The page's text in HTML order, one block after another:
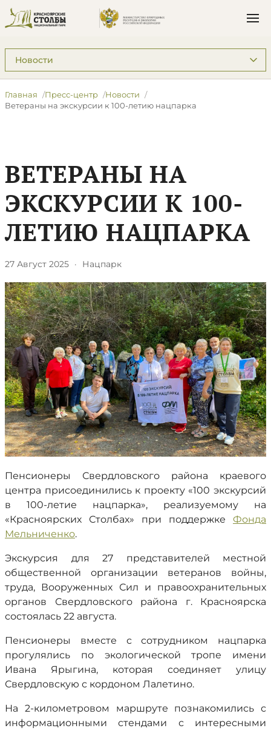
Подразделы: Пресс-центр
Главная Пресс-центр
Новости
Ветераны на экскурсии к 100-летию нацпарка
ВЕТЕРАНЫ НА
ЭКСКУРСИИ К 100-
ЛЕТИЮ НАЦПАРКА
27 Август 2025 · Нацпарк
Пенсионеры Свердловского района краевого
центра присоединились к проекту «100 экскурсий
в 100-летие нацпарка», реализуемому на
«Красноярских Столбах» при поддержке Фонда
Мельниченко.
Экскурсия для 27 представителей местной
общественной организации ветеранов войны,
труда, Вооруженных Сил и правоохранительных
органов Свердловского района г. Красноярска
состоялась 22 августа.
Пенсионеры вместе с сотрудником нацпарка
прогулялись по экологической тропе имени
Ивана Ярыгина, которая соединяет улицу
Свердловскую с кордоном Лалетино.
На 2-километровом маршруте познакомились с
информационными стендами с интересными